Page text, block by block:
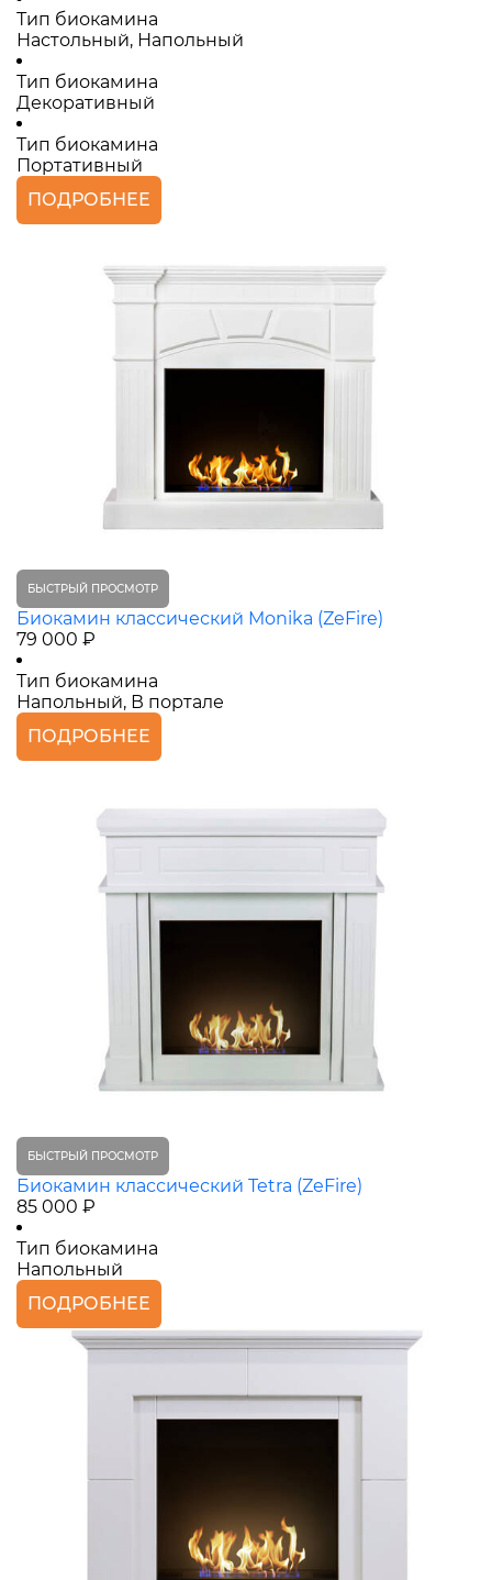
Тип биокамина
Настольный, Напольный
Тип биокамина
Декоративный
Тип биокамина
Портативный
ПОДРОБНЕЕ
БЫСТРЫЙ ПРОСМОТР
Биокамин классический Monika (ZeFire)
79 000 ₽
Тип биокамина
Напольный, В портале
ПОДРОБНЕЕ
БЫСТРЫЙ ПРОСМОТР
Биокамин классический Tetra (ZeFire)
85 000 ₽
Тип биокамина
Напольный
ПОДРОБНЕЕ